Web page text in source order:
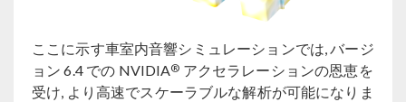
ここに示す車室内音響シミュレーションでは, バージ
ョン 6.4 での NVIDIA® アクセラレーションの恩恵を
受け, より高速でスケーラブルな解析が可能になりま